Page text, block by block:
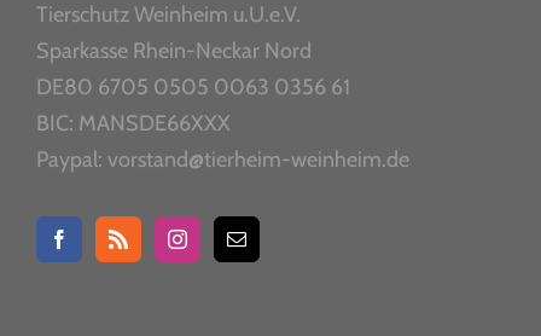
Tierschutz Weinheim u.U.e.V.
Sparkasse Rhein-Neckar Nord
DE80 6705 0505 0063 0356 61
BIC: MANSDE66XXX
Paypal: vorstand@tierheim-weinheim.de